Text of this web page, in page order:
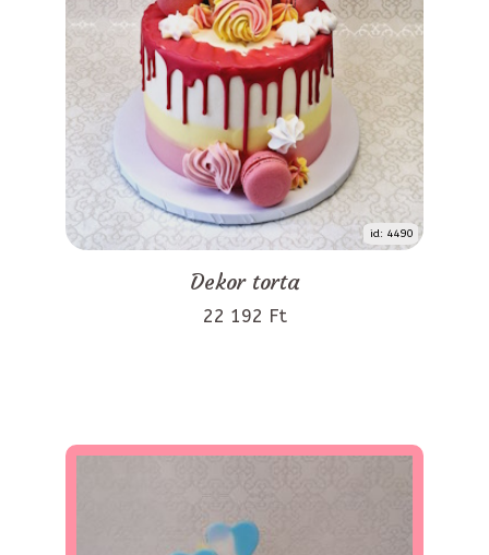
id: 4490
Dekor torta
22 192 Ft